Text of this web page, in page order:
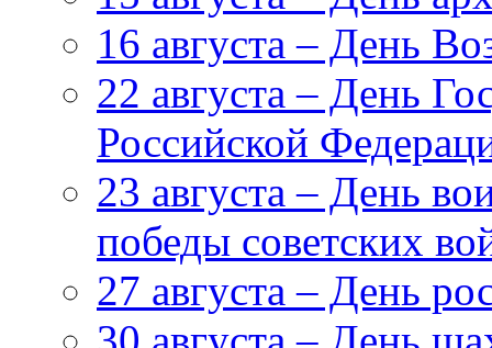
16 августа – День
22 августа – День
Российской
23 августа – День
победы советских
27 августа – День